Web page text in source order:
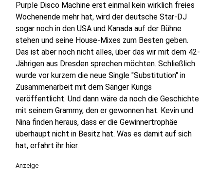
Purple Disco Machine erst einmal kein wirklich freies
Wochenende mehr hat, wird der deutsche Star-DJ
sogar noch in den USA und Kanada auf der Bühne
stehen und seine House-Mixes zum Besten geben.
Das ist aber noch nicht alles, über das wir mit dem 42-
Jährigen aus Dresden sprechen möchten. Schließlich
wurde vor kurzem die neue Single "Substitution" in
Zusammenarbeit mit dem Sänger Kungs
veröffentlicht. Und dann wäre da noch die Geschichte
mit seinem Grammy, den er gewonnen hat. Kevin und
Nina finden heraus, dass er die Gewinnertrophäe
überhaupt nicht in Besitz hat. Was es damit auf sich
hat, erfahrt ihr hier.
Anzeige